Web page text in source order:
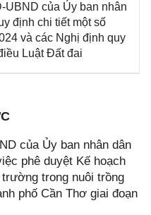
UBND của Ủy ban nhân
định chi tiết một số
và các Nghị định quy
Luật Đất đai
của Ủy ban nhân dân
phê duyệt Kế hoạch
trong nuôi trồng
phố Cần Thơ giai đoạn